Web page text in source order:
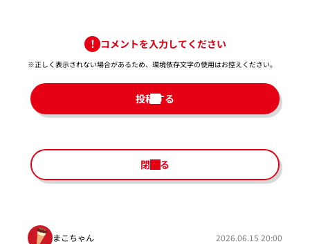
コメントを入力してください
※正しく表示されない場合があるため、環境依存文字の使用はお控えください。​
投稿する
閉じる
まこちゃん 2026.06.15 20:00